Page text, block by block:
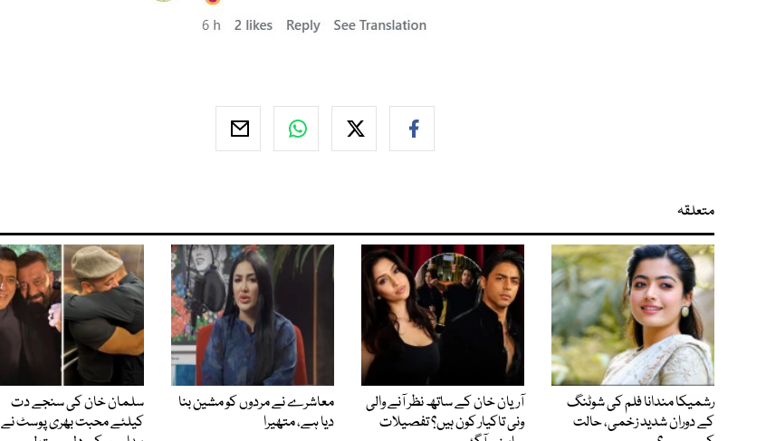
متعلقہ
رشمیکا مندانا فلم کی شوٹنگ
کے دوران شدید زخمی، حالت
آریان خان کے ساتھ نظر آنے والی
ونی تاکیار کون ہیں؟ تفصیلات
معاشرے نے مردوں کو مشین بنا
دیا ہے، متھیرا
سلمان خان کی سنجے دت
کیلئے محبت بھری پوسٹ نے